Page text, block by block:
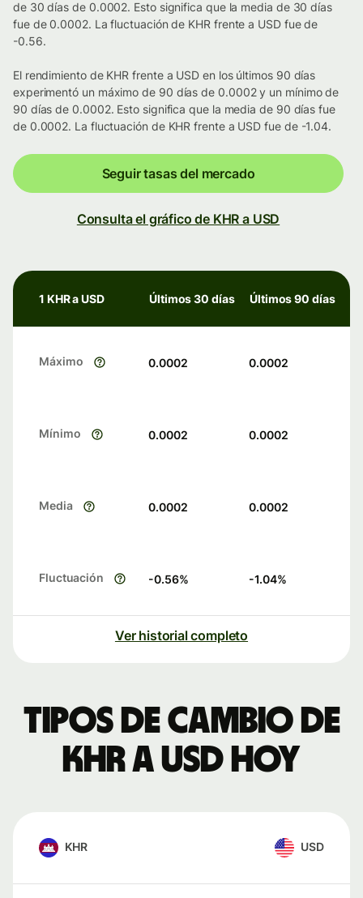
de 30 días de 0.0002. Esto significa que la media de 30 días
fue de 0.0002. La fluctuación de KHR frente a USD fue de
-0.56.
El rendimiento de KHR frente a USD en los últimos 90 días
experimentó un máximo de 90 días de 0.0002 y un mínimo de
90 días de 0.0002. Esto significa que la media de 90 días fue
de 0.0002. La fluctuación de KHR frente a USD fue de -1.04.
Seguir tasas del mercado
Consulta el gráfico de KHR a USD
1 KHR a USD Últimos 30 días Últimos 90 días
Máximo 0.0002 0.0002
Mínimo 0.0002 0.0002
Media 0.0002 0.0002
Fluctuación -0.56% -1.04%
Ver historial completo
Tipos de cambio de
KHR a USD hoy
KHR USD